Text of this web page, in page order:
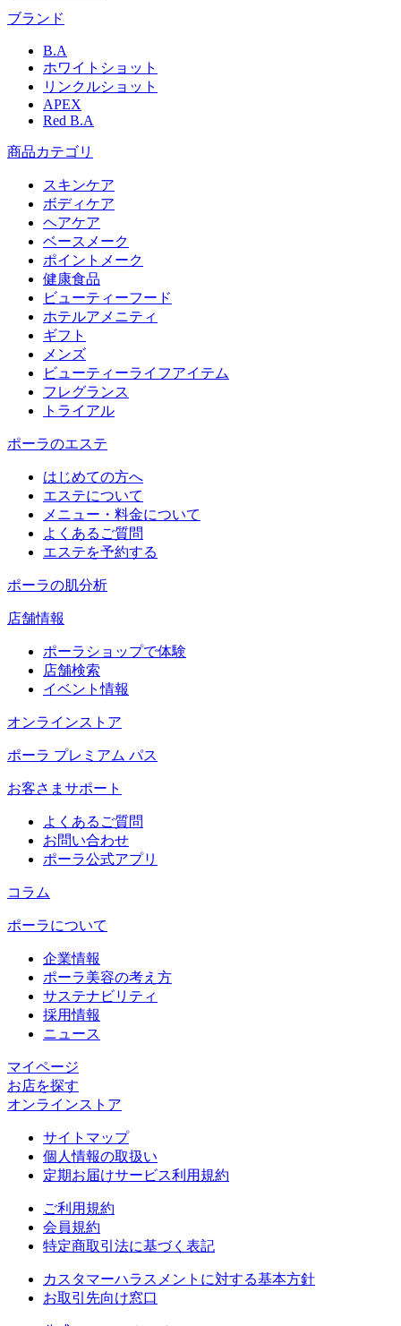
ブランド
B.A
ホワイトショット
リンクルショット
APEX
Red B.A
商品カテゴリ
スキンケア
ボディケア
ヘアケア
​ベースメーク​
ポイントメーク​
健康食品
ビューティーフード
ホテルアメニティ
ギフト
メンズ
ビューティーライフアイテム
フレグランス
トライアル
ポーラのエステ
はじめての方へ
エステについて
メニュー・料金について
よくあるご質問
エステを予約する
ポーラの肌分析
店舗情報
ポーラショップで体験
店舗検索
イベント情報
オンラインストア
ポーラ プレミアム パス
お客さまサポート
よくあるご質問
お問い合わせ
ポーラ公式アプリ
コラム
ポーラについて
企業情報
ポーラ美容の考え方
サステナビリティ
採用情報
ニュース
マイページ​
お店を探す​
オンラインストア​
サイトマップ
個人情報の取扱い
定期お届けサービス利用規約
ご利用規約
会員規約
特定商取引法に基づく表記
カスタマーハラスメントに対する基本方針
お取引先向け窓口